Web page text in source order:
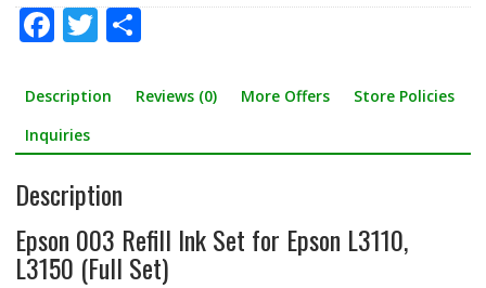
F
e
b
o
o
k
T
itt
S
ar
Description Reviews (0) More Offers
Store Policies
Inquiries
Description
Epson 003 Refill Ink Set for Epson L3110,
L3150 (Full Set)